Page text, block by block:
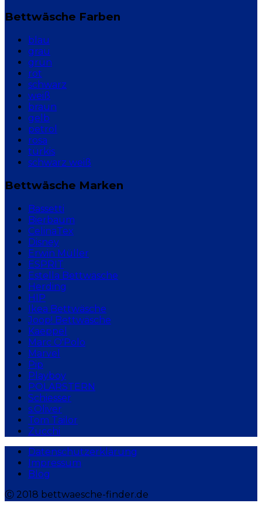
Bettwäsche Farben
blau
grau
grün
rot
schwarz
weiß
braun
gelb
petrol
rosa
türkis
schwarz weiß
Bettwäsche Marken
Bassetti
Bierbaum
CelinaTex
Disney
Erwin Müller
ESPRIT
Estella Bettwäsche
Herding
HIP
Ikea Bettwäsche
Joop! Bettwäsche
Kaeppel
Marc O'Polo
Marvel
Pip
Playboy
POLARSTERN
Schiesser
s.Oliver
Tom Tailor
Zucchi
Datenschutzerklärung
Impressum
Blog
Ⓒ 2018 bettwaesche-finder.de